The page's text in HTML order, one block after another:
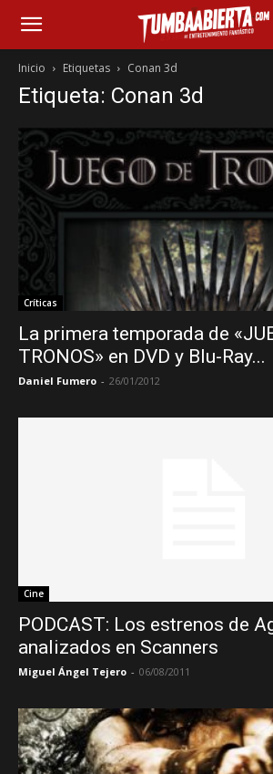
Inicio Etiquetas Conan 3d
Etiqueta: Conan 3d
Críticas
La primera temporada de
TRONOS» en DVD y Blu-Ray...
Daniel Fumero - 26/01/2012
Cine
PODCAST: Los estrenos de
analizados en Scanners
Miguel Ángel Tejero - 06/08/2011